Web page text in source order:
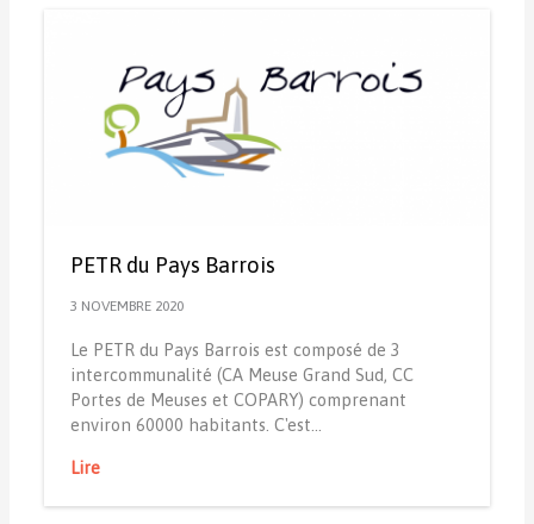
PETR du Pays Barrois
3 NOVEMBRE 2020
Le PETR du Pays Barrois est composé de 3
intercommunalité (CA Meuse Grand Sud, CC
Portes de Meuses et COPARY) comprenant
environ 60000 habitants. C'est…
Lire